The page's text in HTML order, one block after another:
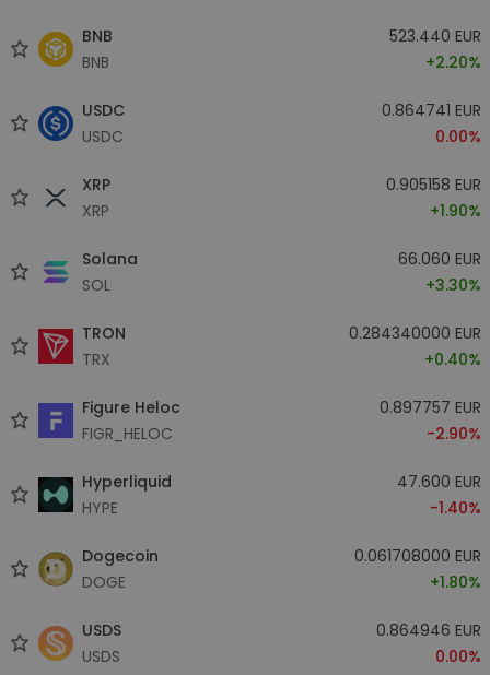
BNB
BNB
523.440 EUR
+2.20%
USDC
USDC
0.864741 EUR
0.00%
XRP
XRP
0.905158 EUR
+1.90%
Solana
SOL
66.060 EUR
+3.30%
TRON
TRX
0.284340000 EUR
+0.40%
Figure Heloc
FIGR_HELOC
0.897757 EUR
-2.90%
Hyperliquid
HYPE
47.600 EUR
-1.40%
Dogecoin
DOGE
0.061708000 EUR
+1.80%
USDS
USDS
0.864946 EUR
0.00%